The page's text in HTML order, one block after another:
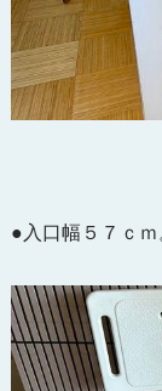
●入口幅５７ｃｍ